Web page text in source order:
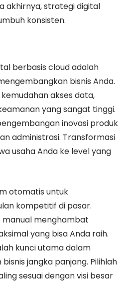
akhirnya, strategi digital
konsisten.
berbasis cloud adalah
bisnis Anda.
akses data,
yang sangat tinggi.
inovasi produk
administrasi. Transformasi
usaha Anda ke level yang
otomatis untuk
kompetitif di pasar.
menghambat
yang bisa Anda raih.
kunci utama dalam
jangka panjang. Pilihlah
sesuai dengan visi besar